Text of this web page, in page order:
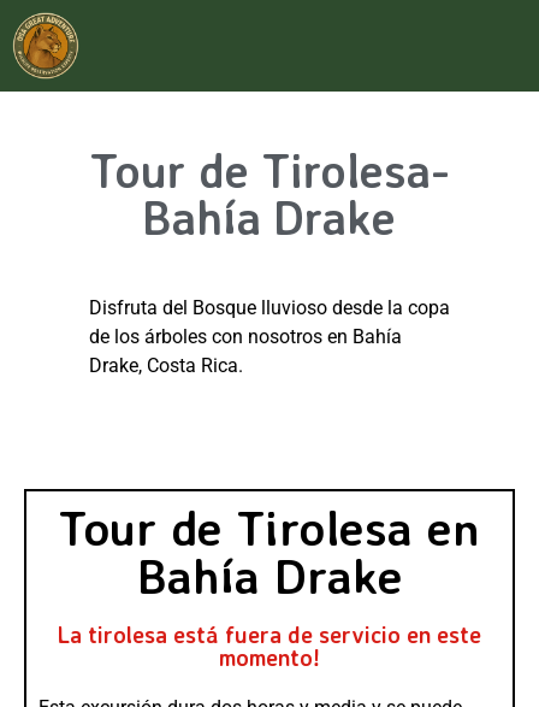
Tour de Tirolesa-
Bahía Drake
Disfruta del Bosque lluvioso desde la copa
de los árboles con nosotros en Bahía
Drake, Costa Rica.
Tour de Tirolesa en
Bahía Drake
La tirolesa está fuera de servicio en este
momento!